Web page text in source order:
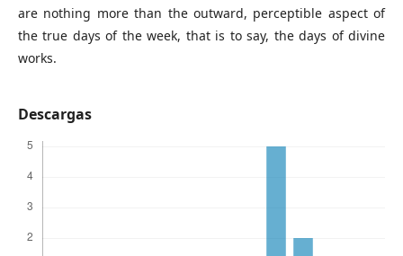
are nothing more than the outward, perceptible aspect of
the true days of the week, that is to say, the days of divine
works.
Descargas